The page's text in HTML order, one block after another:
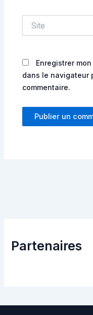
Enregistrer
dans le navigateur
commentaire.
Partenaires